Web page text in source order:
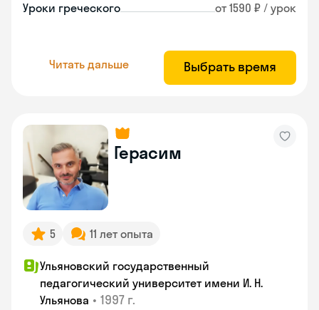
Уроки греческого от 1590 ₽ / урок
Читать дальше Выбрать время
Герасим
5 11 лет опыта
Ульяновский государственный
педагогический университет имени И. Н.
Ульянова • 1997 г.